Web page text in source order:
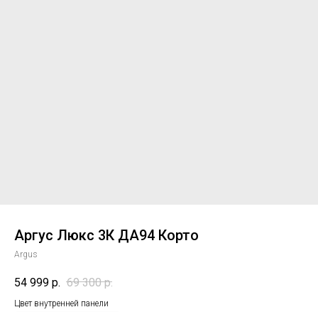
Аргус Люкс 3К ДА94 Корто
Argus
54 999 р. 69 300 р.
Цвет внутренней панели